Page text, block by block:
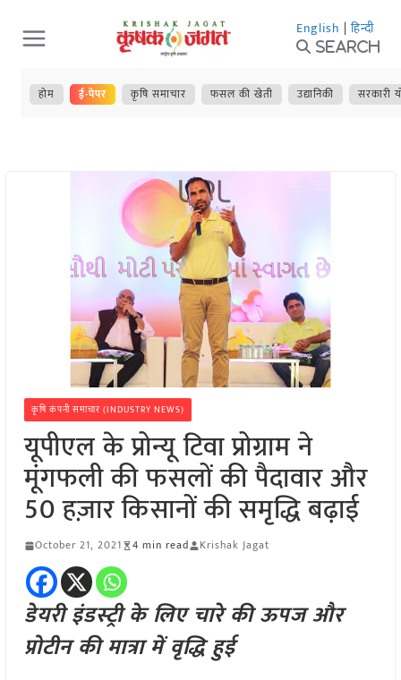
Skip
to
content
English | हिन्दी
Search
होम ई-पेपर कृषि समाचार फसल की खेती उद्यानिकी सरकारी
कृषि कंपनी समाचार (INDUSTRY NEWS)
यूपीएल के प्रोन्यू टिवा प्रोग्राम ने
मूंगफली की फसलों की पैदावार और
50 हज़ार किसानों की समृद्धि बढ़ाई
October 21, 2021 4 min read Krishak Jagat
डेयरी इंडस्‍ट्री के लिए चारे की ऊपज और
प्रोटीन की मात्रा में वृद्धि हुई